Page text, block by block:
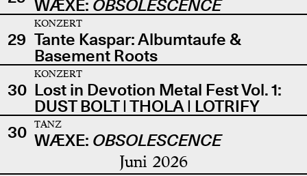
WÆXE: OBSOLESCENCE
29
KONZERT
Tante Kaspar: Albumtaufe &
Basement Roots
30
KONZERT
Lost in Devotion Metal Fest Vol. 1:
DUST BOLT | THOLA | LOTRIFY
30
TANZ
WÆXE: OBSOLESCENCE
Juni 2026